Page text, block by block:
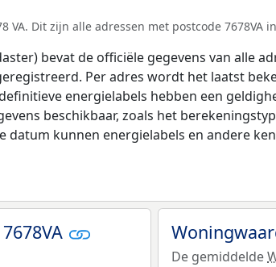
Dit zijn alle adressen met postcode 7678VA
bevat de officiële gegevens van alle
Per adres wordt het laatst
energielabels hebben een
beschikbaar, zoals het
datum kunnen energielabels en andere
De gemiddelde